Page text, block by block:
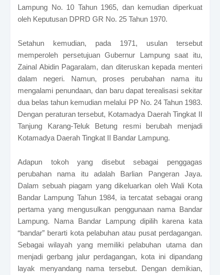
Lampung No. 10 Tahun 1965, dan kemudian diperkuat
oleh Keputusan DPRD GR No. 25 Tahun 1970.
Setahun kemudian, pada 1971, usulan tersebut
memperoleh persetujuan Gubernur Lampung saat itu,
Zainal Abidin Pagaralam, dan diteruskan kepada menteri
dalam negeri. Namun, proses perubahan nama itu
mengalami penundaan, dan baru dapat terealisasi sekitar
dua belas tahun kemudian melalui PP No. 24 Tahun 1983.
Dengan peraturan tersebut, Kotamadya Daerah Tingkat II
Tanjung Karang-Teluk Betung resmi berubah menjadi
Kotamadya Daerah Tingkat II Bandar Lampung.
Adapun tokoh yang disebut sebagai penggagas
perubahan nama itu adalah Barlian Pangeran Jaya.
Dalam sebuah piagam yang dikeluarkan oleh Wali Kota
Bandar Lampung Tahun 1984, ia tercatat sebagai orang
pertama yang mengusulkan penggunaan nama Bandar
Lampung. Nama Bandar Lampung dipilih karena kata
“bandar” berarti kota pelabuhan atau pusat perdagangan.
Sebagai wilayah yang memiliki pelabuhan utama dan
menjadi gerbang jalur perdagangan, kota ini dipandang
layak menyandang nama tersebut. Dengan demikian,